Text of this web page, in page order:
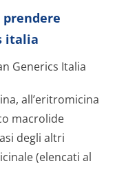
prendere
italia
Generics Italia
all’eritromicina
macrolide
degli altri
(elencati al